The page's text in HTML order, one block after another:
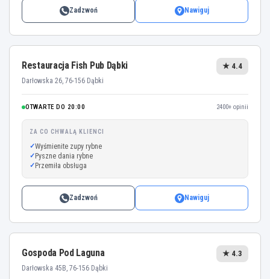
Zadzwoń Nawiguj
Restauracja Fish Pub Dąbki
Darłowska 26, 76-156 Dąbki
★ 4.4
OTWARTE DO 20:00 2400+ opinii
ZA CO CHWALĄ KLIENCI
Wyśmienite zupy rybne
Pyszne dania rybne
Przemiła obsługa
Zadzwoń Nawiguj
Gospoda Pod Laguna
Darłowska 45B, 76-156 Dąbki
★ 4.3